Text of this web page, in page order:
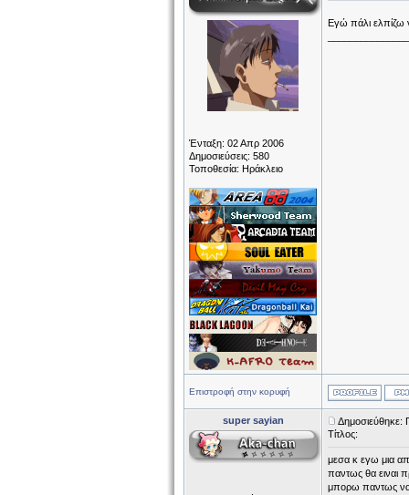
Ένταξη: 02 Απρ 2006
Δημοσιεύσεις: 580
Τοποθεσία: Ηράκλειο
Εγώ πάλι ελπίζω
Επιστροφή στην κορυφή
super sayian
Δημοσιεύθηκε:
Τίτλος:
μεσα κ εγω μια
παντως θα ειναι
μπορω παντως να